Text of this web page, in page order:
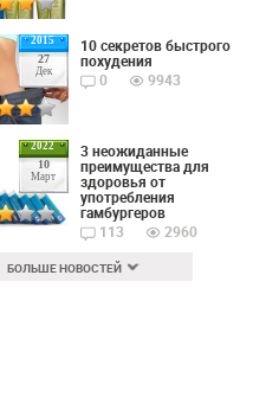
2015
27
Дек
10 секретов быстрого
похудения
0
9943
2022
10
Март
3 неожиданные
преимущества для
здоровья от
употребления
гамбургеров
113
2960
БОЛЬШЕ НОВОСТЕЙ